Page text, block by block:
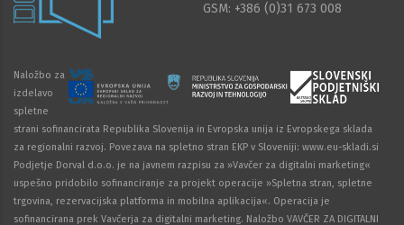
GSM: +386 (0)31 673 008
Naložbo za
izdelavo
spletne
strani sofinancirata Republika Slovenija in Evropska unija iz Evropskega sklada
za regionalni razvoj. Povezava na spletno stran EKP v Sloveniji: www.eu-skladi.si
Podjetje Dorval d.o.o. je na javnem razpisu za »Vavčer za digitalni marketing«
uspešno pridobilo sofinanciranje za projekt operacije »Spletna stran, spletne
trgovina, rezervacijska platforma in mobilna aplikacija«. Operacija je
sofinancirana prek Vavčerja za digitalni marketing. Naložbo VAVČER ZA DIGITALNI